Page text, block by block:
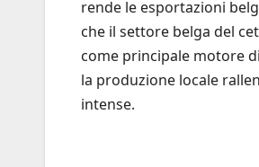
rende le esportazioni
che il settore belga del
come principale motore
la produzione locale
intense.